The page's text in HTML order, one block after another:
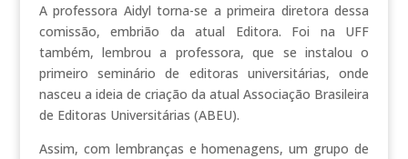
A professora Aidyl torna-se a primeira diretora dessa
comissão, embrião da atual Editora. Foi na UFF
também, lembrou a professora, que se instalou o
primeiro seminário de editoras universitárias, onde
nasceu a ideia de criação da atual Associação Brasileira
de Editoras Universitárias (ABEU).
Assim, com lembranças e homenagens, um grupo de